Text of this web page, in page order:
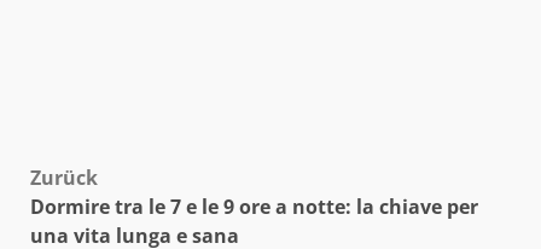
Beitragsnavigation
Zurück
Dormire tra le 7 e le 9 ore a notte: la chiave per
una vita lunga e sana